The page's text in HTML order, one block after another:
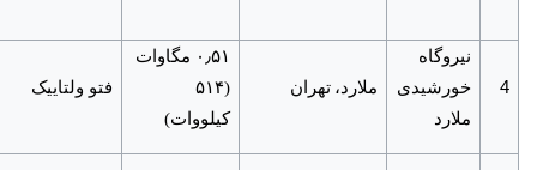
4
نیروگاه
خورشیدی
ملارد
ملارد، تهران
۰ ٫
۵۱ مگاوات
(۵۱۴
کیلووات)
فتو ولتاییک